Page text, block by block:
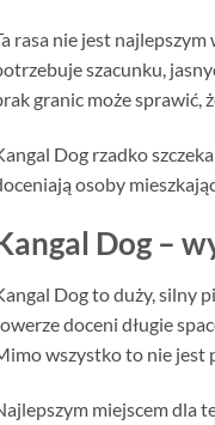
rasa nie jest
szacunku,
granic może sprawić,
Dog rzadko
osoby
Dog –
Dog to duży, silny
doceni długie
wszystko to nie jest
miejscem dla